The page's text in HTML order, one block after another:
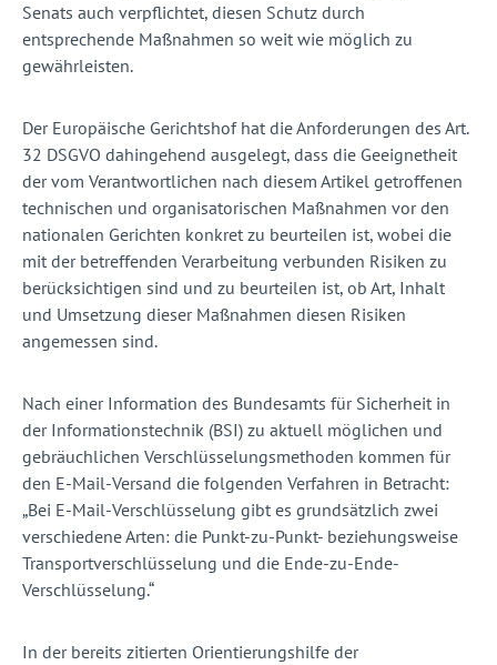
Senats auch verpflichtet, diesen Schutz durch
entsprechende Maßnahmen so weit wie möglich zu
gewährleisten.
Der Europäische Gerichtshof hat die Anforderungen des Art.
32 DSGVO dahingehend ausgelegt, dass die Geeignetheit
der vom Verantwortlichen nach diesem Artikel getroffenen
technischen und organisatorischen Maßnahmen vor den
nationalen Gerichten konkret zu beurteilen ist, wobei die
mit der betreffenden Verarbeitung verbunden Risiken zu
berücksichtigen sind und zu beurteilen ist, ob Art, Inhalt
und Umsetzung dieser Maßnahmen diesen Risiken
angemessen sind.
Nach einer Information des Bundesamts für Sicherheit in
der Informationstechnik (BSI) zu aktuell möglichen und
gebräuchlichen Verschlüsselungsmethoden kommen für
den E-Mail-Versand die folgenden Verfahren in Betracht:
„Bei E-Mail-Verschlüsselung gibt es grundsätzlich zwei
verschiedene Arten: die Punkt-zu-Punkt- beziehungsweise
Transportverschlüsselung und die Ende-zu-Ende-
Verschlüsselung.“
In der bereits zitierten Orientierungshilfe der